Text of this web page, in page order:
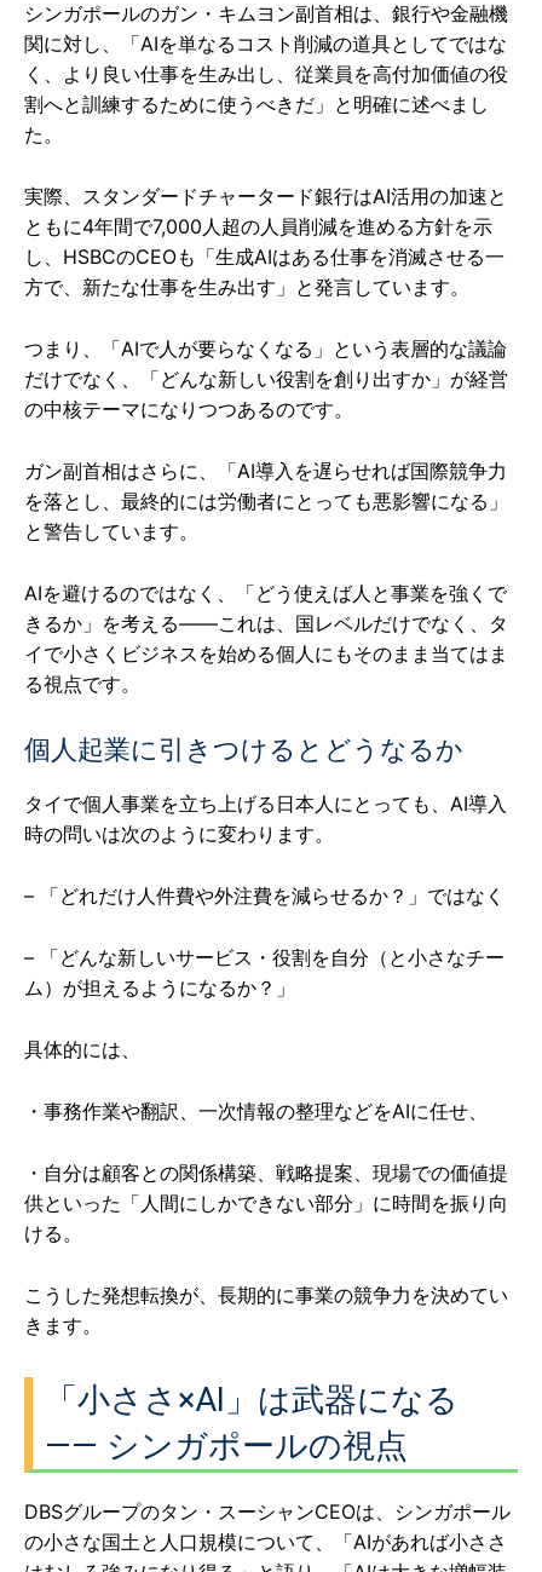
シンガポールのガン・キムヨン副首相は、銀行や金融機
関に対し、「AIを単なるコスト削減の道具としてではな
く、より良い仕事を生み出し、従業員を高付加価値の役
割へと訓練するために使うべきだ」と明確に述べまし
た。
実際、スタンダードチャータード銀行はAI活用の加速と
ともに4年間で7,000人超の人員削減を進める方針を示
し、HSBCのCEOも「生成AIはある仕事を消滅させる一
方で、新たな仕事を生み出す」と発言しています。
つまり、「AIで人が要らなくなる」という表層的な議論
だけでなく、「どんな新しい役割を創り出すか」が経営
の中核テーマになりつつあるのです。
ガン副首相はさらに、「AI導入を遅らせれば国際競争力
を落とし、最終的には労働者にとっても悪影響になる」
と警告しています。
AIを避けるのではなく、「どう使えば人と事業を強くで
きるか」を考える——これは、国レベルだけでなく、タ
イで小さくビジネスを始める個人にもそのまま当てはま
る視点です。
個人起業に引きつけるとどうなるか
タイで個人事業を立ち上げる日本人にとっても、AI導入
時の問いは次のように変わります。
– 「どれだけ人件費や外注費を減らせるか？」ではなく
– 「どんな新しいサービス・役割を自分（と小さなチー
ム）が担えるようになるか？」
具体的には、
・事務作業や翻訳、一次情報の整理などをAIに任せ、
・自分は顧客との関係構築、戦略提案、現場での価値提
供といった「人間にしかできない部分」に時間を振り向
ける。
こうした発想転換が、長期的に事業の競争力を決めてい
きます。
「小ささ×AI」は武器になる
—— シンガポールの視点
DBSグループのタン・スーシャンCEOは、シンガポール
の小さな国土と人口規模について、「AIがあれば小ささ